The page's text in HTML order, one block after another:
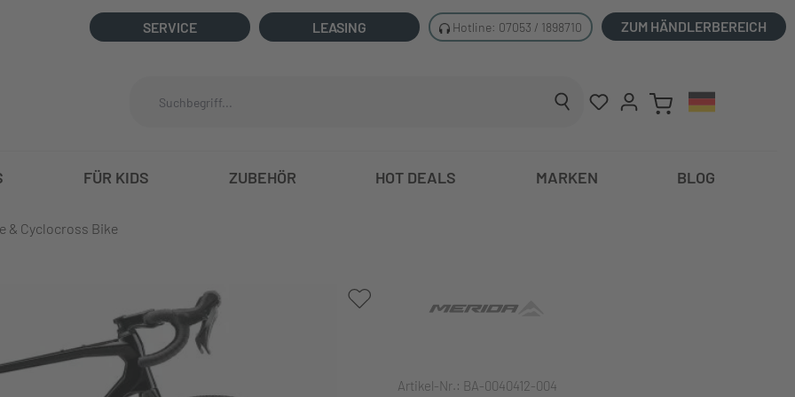
SERVICE LEASING Hotline: 07053 / 1898710 ZUM HÄNDLERBEREICH
FÜR KIDS ZUBEHÖR HOT DEALS MARKEN BLOG
& Cyclocross Bike
Artikel-Nr.: BA-0040412-004